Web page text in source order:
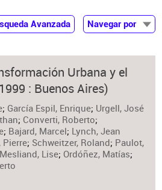
Avanzada
Navegar por
Autor
Colaborador
Materia
Urbana y el
: Buenos Aires)
; García Espil, Enrique; Urgell, José
; Converti, Roberto;
; Bajard, Marcel; Lynch, Jean
Pierre; Schweitzer, Roland; Paulot,
Mesliand, Lise; Ordóñez, Matías;